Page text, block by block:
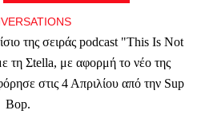
της σειράς podcast "This Is Not
τη Σtella, με αφορμή το νέο της
στις 4 Απριλίου από την Sup
Bop.